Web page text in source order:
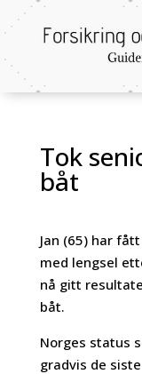
Tok
båt
Jan (65) har
med lengsel
nå gitt
båt.
Norges status
gradvis de